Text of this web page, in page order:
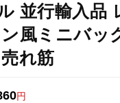
並行輸入品
風ミニバッ
れ筋
円